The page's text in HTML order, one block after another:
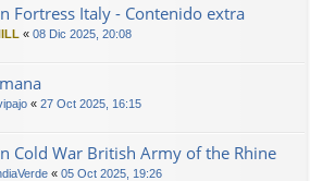
Fortress Italy - Contenido extra
« 08 Dic 2025, 20:08
« 27 Oct 2025, 16:15
Cold War British Army of the Rhine
« 05 Oct 2025, 19:26